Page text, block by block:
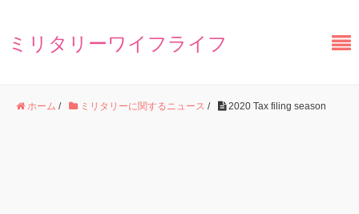
ミリタリーワイフライフ
ホーム / ミリタリーに関するニュース / 2020 Tax filing season